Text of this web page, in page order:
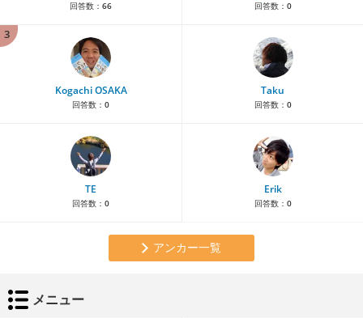
回答数： 66 回答数： 0
3
Kogachi OSAKA
回答数： 0
Taku
回答数： 0
TE
回答数： 0
Erik
回答数： 0
アンカー一覧
メニュー